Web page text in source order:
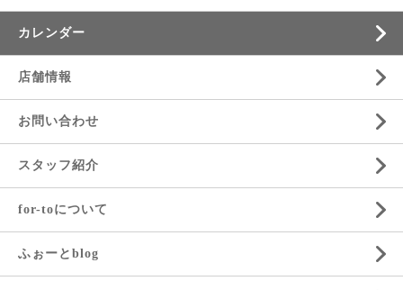
カレンダー
店舗情報
お問い合わせ
スタッフ紹介
for-toについて
ふぉーとblog